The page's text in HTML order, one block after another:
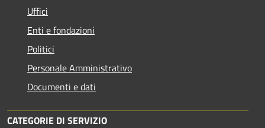
Uffici
Enti e fondazioni
Politici
Personale Amministrativo
Documenti e dati
CATEGORIE DI SERVIZIO